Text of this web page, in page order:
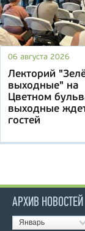
06 августа 2026
Лекторий
выходные" на
Цветном
выходные
гостей
АРХИВ НОВОСТЕЙ
Январь